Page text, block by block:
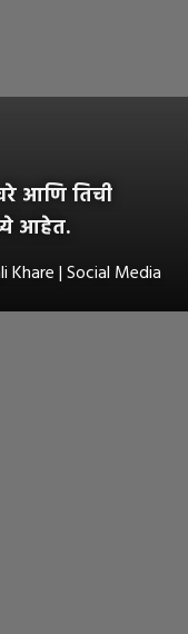
आणि तिची
आहेत.
Khare | Social Media